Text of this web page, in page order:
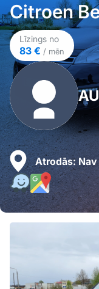
Citroen
Līzings no
83 € / mēn
Atrodās: